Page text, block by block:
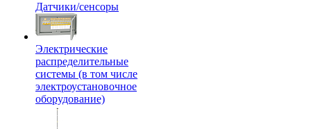
Датчики/сенсоры
Электрические
распределительные
системы (в том числе
электроустановочное
оборудование)